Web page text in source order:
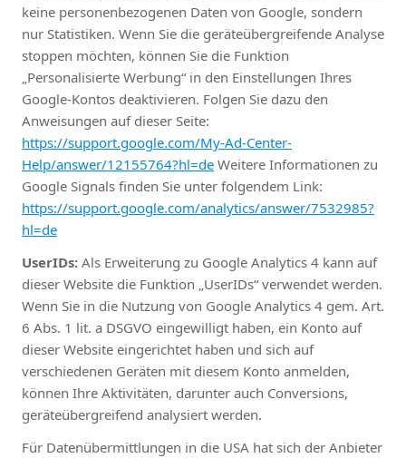
keine personenbezogenen Daten von Google, sondern
nur Statistiken. Wenn Sie die geräteübergreifende Analyse
stoppen möchten, können Sie die Funktion
„Personalisierte Werbung“ in den Einstellungen Ihres
Google-Kontos deaktivieren. Folgen Sie dazu den
Anweisungen auf dieser Seite:
https://support.google.com/My-Ad-Center-
Help/answer/12155764?hl=de Weitere Informationen zu
Google Signals finden Sie unter folgendem Link:
https://support.google.com/analytics/answer/7532985?
hl=de
UserIDs: Als Erweiterung zu Google Analytics 4 kann auf
dieser Website die Funktion „UserIDs“ verwendet werden.
Wenn Sie in die Nutzung von Google Analytics 4 gem. Art.
6 Abs. 1 lit. a DSGVO eingewilligt haben, ein Konto auf
dieser Website eingerichtet haben und sich auf
verschiedenen Geräten mit diesem Konto anmelden,
können Ihre Aktivitäten, darunter auch Conversions,
geräteübergreifend analysiert werden.
Für Datenübermittlungen in die USA hat sich der Anbieter